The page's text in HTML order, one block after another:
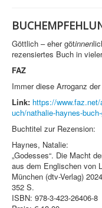
Göttlich – eher götinnen
rezensiertes Buch in
FAZ
Immer diese Arroganz
Link: https://
uch/nathalie-haynes-
Buchtitel zur Rezension:
Haynes, Natalie:
„Godesses“. Die Macht
aus dem Englischen von
München (dtv-Verlag)
352 S.
ISBN: 978-3-423-26406-8